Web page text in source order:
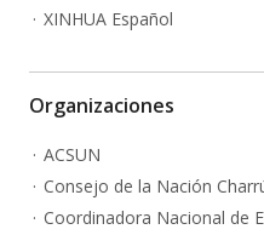
XINHUA Español
Organizaciones
ACSUN
Consejo de la Nación
Coordinadora Nacional de